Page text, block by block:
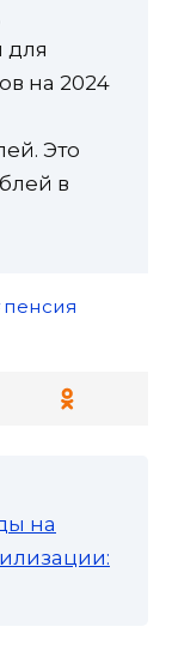
для
на 2024
Это
в
пенсия
на